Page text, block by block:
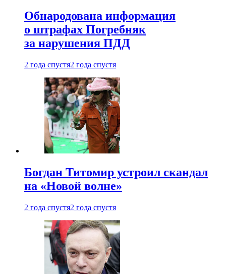
Обнародована информация
о штрафах Погребняк
за нарушения ПДД
2 года спустя2 года спустя
Богдан Титомир устроил скандал
на «Новой волне»
2 года спустя2 года спустя